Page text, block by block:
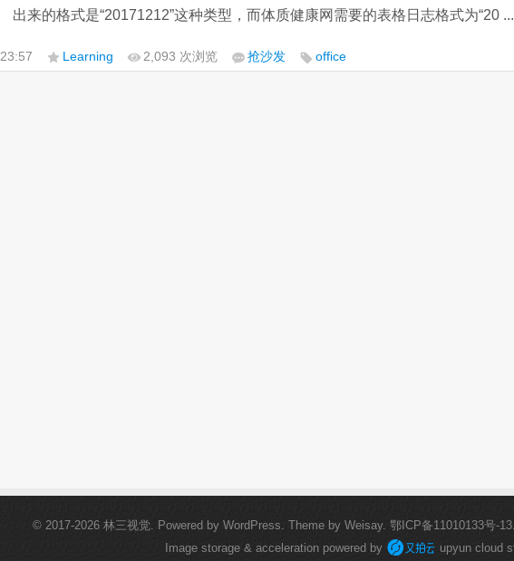
出来的格式是“20171212”这种类型，而体质健康网需要的表格日志格式为“20 ...
23:57 Learning 2,093 次浏览 抢沙发 office
© 2017-2026 林三视觉. Powered by WordPress. Theme by Weisay. 鄂ICP备11010133号-13.
Image storage & acceleration powered by
upyun cloud